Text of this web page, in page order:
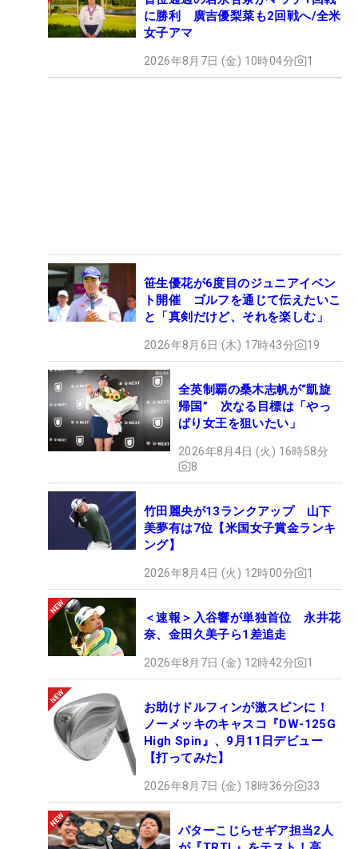
に勝利 廣吉優梨菜も2回戦へ/全米
女子アマ
2026年8月7日 (金) 10時04分 1
笹生優花が6度目のジュニアイベン
ト開催 ゴルフを通じて伝えたいこ
と「真剣だけど、それを楽しむ」
2026年8月6日 (木) 17時43分 19
全英制覇の桑木志帆が“凱旋
帰国” 次なる目標は「やっ
ぱり女王を狙いたい」
2026年8月4日 (火) 16時58分
8
竹田麗央が13ランクアップ 山下
美夢有は7位【米国女子賞金ランキ
ング】
2026年8月4日 (火) 12時00分 1
＜速報＞入谷響が単独首位 永井花
奈、金田久美子ら1差追走
2026年8月7日 (金) 12時42分 1
お助けドルフィンが激スピンに！
ノーメッキのキャスコ『DW-125G
High Spin』、9月11日デビュー
【打ってみた】
2026年8月7日 (金) 18時36分 33
パターこじらせギア担当2人